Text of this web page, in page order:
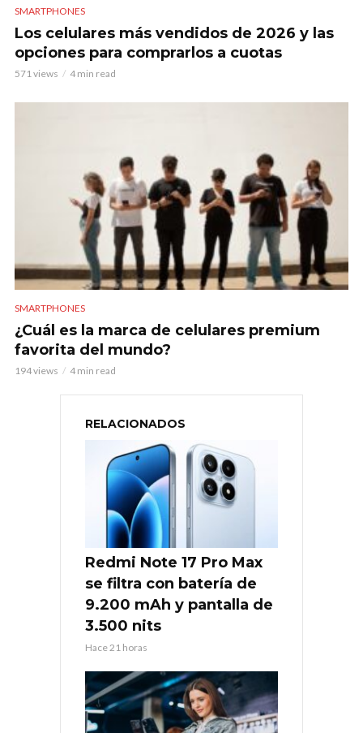
SMARTPHONES
Los celulares más vendidos de 2026 y las
opciones para comprarlos a cuotas
571 views 4 min read
SMARTPHONES
¿Cuál es la marca de celulares premium
favorita del mundo?
194 views 4 min read
RELACIONADOS
Redmi Note 17 Pro Max
se filtra con batería de
9.200 mAh y pantalla de
3.500 nits
Hace 21 horas